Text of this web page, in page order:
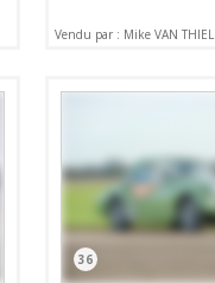
Vendu par : Mike VAN THIEL
36